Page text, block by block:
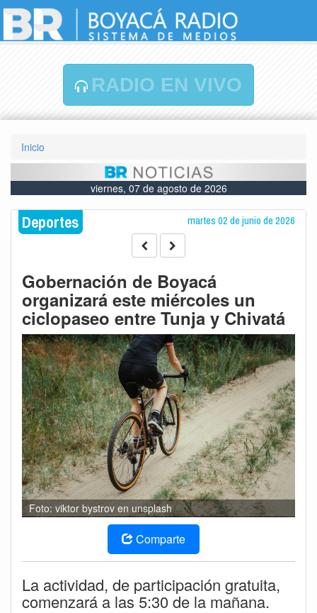
RADIO EN VIVO
Inicio
viernes, 07 de agosto de 2026
Deportes martes 02 de junio de 2026
Gobernación de Boyacá
organizará este miércoles un
ciclopaseo entre Tunja y Chivatá
Foto: viktor bystrov en unsplash
Comparte
La actividad, de participación gratuita,
comenzará a las 5:30 de la mañana.